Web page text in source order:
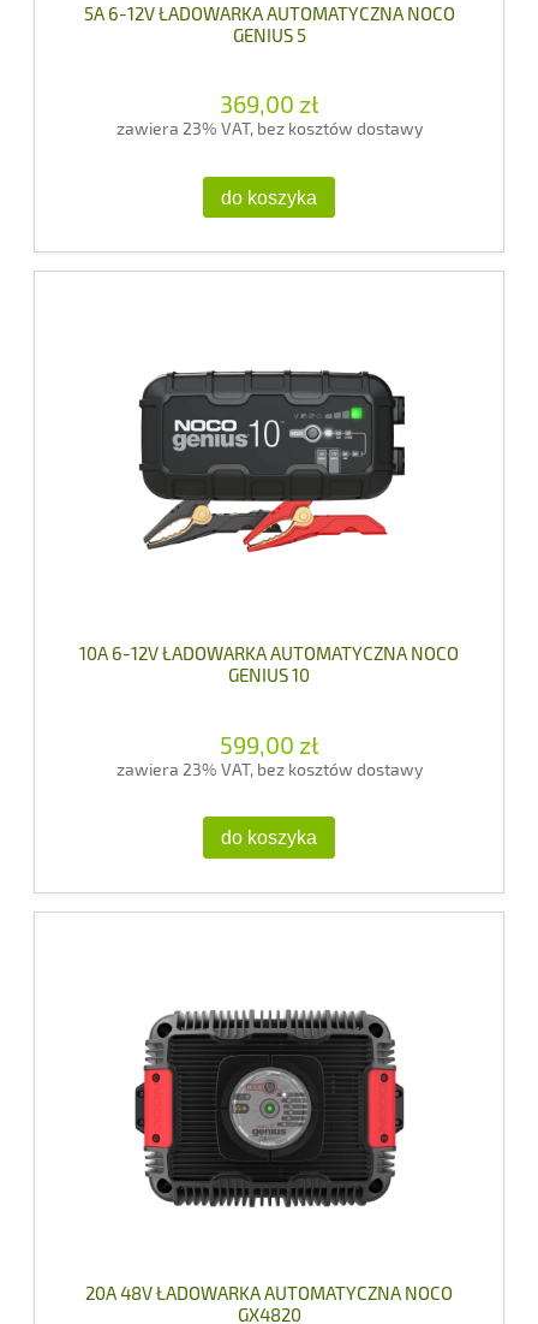
5A 6-12V ŁADOWARKA AUTOMATYCZNA NOCO
GENIUS 5
369,00 zł
zawiera 23% VAT, bez kosztów dostawy
do koszyka
10A 6-12V ŁADOWARKA AUTOMATYCZNA NOCO
GENIUS 10
599,00 zł
zawiera 23% VAT, bez kosztów dostawy
do koszyka
20A 48V ŁADOWARKA AUTOMATYCZNA NOCO
GX4820